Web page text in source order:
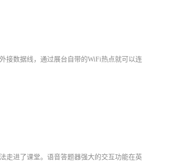
接数据线，通过展台自带的WiFi热点就可以连
走进了课堂。语音答题器强大的交互功能在英